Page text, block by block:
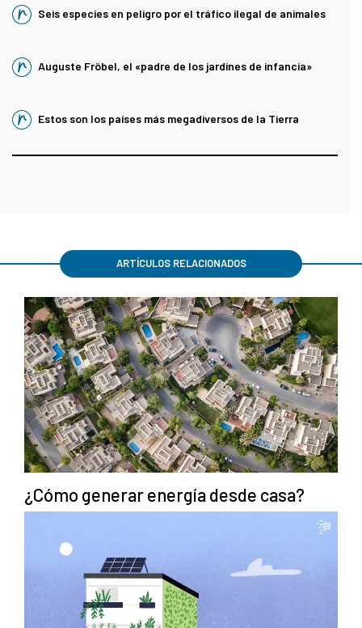
Seis especies en peligro por el tráfico ilegal de animales
Auguste Fröbel, el «padre de los jardines de infancia»
Estos son los países más megadiversos de la Tierra
ARTÍCULOS RELACIONADOS
¿Cómo generar energía desde casa?